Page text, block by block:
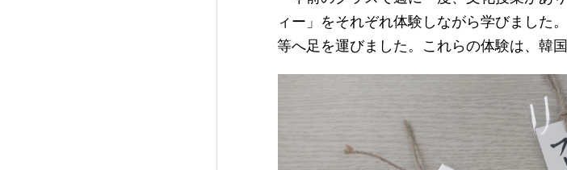
ィー」をそれぞれ体験しながら学びました
等へ足を運びました。これらの体験は、韓